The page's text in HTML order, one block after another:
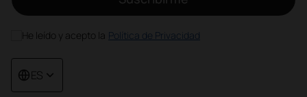
He leído y acepto la Política de Privacidad
ES